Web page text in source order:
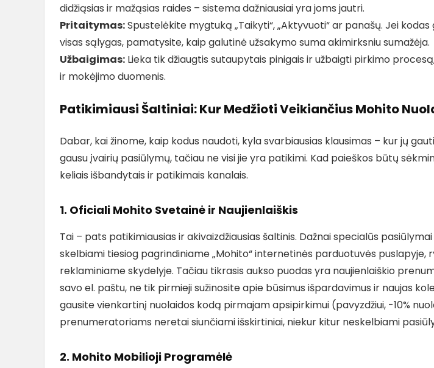
didžiąsias ir mažąsias raides – sistema dažniausiai yra joms jautri.
Pritaitymas:Spustelėkite mygtuką „Taikyti“, „Aktyvuoti“ ar panašų. Jei
visas sąlygas, pamatysite, kaip galutinė užsakymo suma akimirksniu sumažėja.
Užbaigimas: Lieka tik džiaugtis sutaupytais pinigais ir užbaigti pirkimo
ir mokėjimo duomenis.
Patikimiausi Šaltiniai: Kur Medžioti Veikiančius Mohito
Dabar, kai žinome, kaip kodus naudoti, kyla svarbiausias klausimas – kur jų
gausu įvairių pasiūlymų, tačiau ne visi jie yra patikimi. Kad paieškos būtų
keliais išbandytais ir patikimais kanalais.
1. Oficiali Mohito Svetainė ir Naujienlaiškis
Tai – pats patikimiausias ir akivaizdžiausias šaltinis. Dažnai specialūs
skelbiami tiesiog pagrindiniame „Mohito“ internetinės parduotuvės puslapyje,
reklaminiame skydelyje. Tačiau tikrasis aukso puodas yra naujienlaiškio
savo el. paštu, ne tik pirmieji sužinosite apie būsimus išpardavimus ir naujas
gausite vienkartinį nuolaidos kodą pirmajam apsipirkimui (pavyzdžiui, -10%
prenumeratoriams neretai siunčiami išskirtiniai, niekur kitur neskelbiami
2. Mohito Mobilioji Programėlė